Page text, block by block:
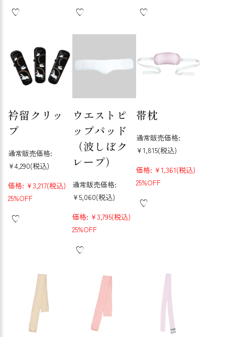
衿留クリッ
プ
通常販売価格:
¥4,290(税込)
価格: ¥3,217(税込)
25%OFF
ウエストピ
ップパッド
（波しぼク
レープ）
通常販売価格:
¥5,060(税込)
価格: ¥3,795(税込)
25%OFF
帯枕
通常販売価格:
¥1,815(税込)
価格: ¥1,361(税込)
25%OFF